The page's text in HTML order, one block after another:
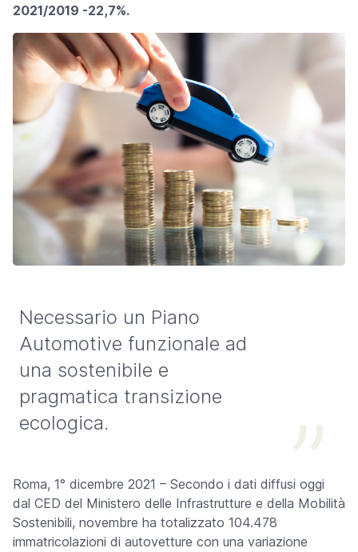
2021/2019 -22,7%.
Necessario un Piano
Automotive funzionale ad
una sostenibile e
pragmatica transizione
ecologica.
Roma, 1° dicembre 2021 – Secondo i dati diffusi oggi
dal CED del Ministero delle Infrastrutture e della Mobilità
Sostenibili, novembre ha totalizzato 104.478
immatricolazioni di autovetture con una variazione